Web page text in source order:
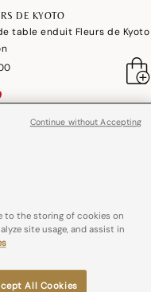
DE KYOTO
table enduit Fleurs de Kyoto
to the storing of cookies on
site usage, and assist in
All Cookies
Continue without Accepting